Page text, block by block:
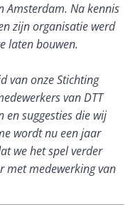
Amsterdam. Na kennis
zijn organisatie werd
laten bouwen.
van onze Stichting
van DTT
suggesties die wij
wordt nu een jaar
we het spel verder
met medewerking van